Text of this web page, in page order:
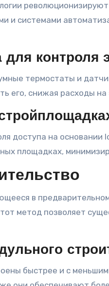
и системами
для контроля
термостаты и
его, снижая расходы
доступа на основании
площадках,
в
метод позволяет
быстрее и с